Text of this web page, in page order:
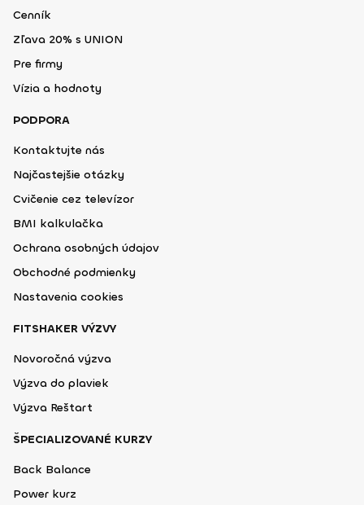
Cenník
Zľava 20% s UNION
Pre firmy
Vízia a hodnoty
PODPORA
Kontaktujte nás
Najčastejšie otázky
Cvičenie cez televízor
BMI kalkulačka
Ochrana osobných údajov
Obchodné podmienky
Nastavenia cookies
FITSHAKER VÝZVY
Novoročná výzva
Výzva do plaviek
Výzva Reštart
ŠPECIALIZOVANÉ KURZY
Back Balance
Power kurz